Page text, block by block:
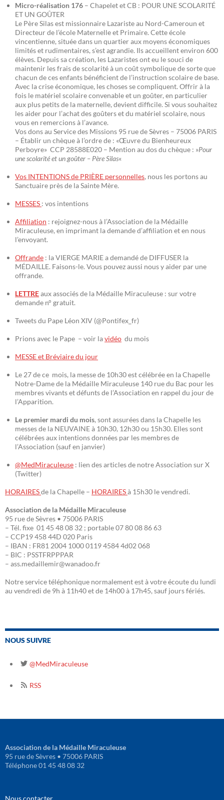
Micro-réalisation 176 – Chapelet et CB : POUR UNE SCOLARITÉ
ET UN GOÛTER
Le Père Silas est missionnaire Lazariste au Nord-Cameroun et
Directeur de l’école Maternelle et Primaire. Cette école
vincentienne, située dans un quartier aux moyens économiques
limités et rudimentaires, s’est agrandie. Ils accueillent environ 600
élèves. Depuis sa création, les Lazaristes ont eu le souci de
maintenir les frais de scolarité à un coût symbolique de sorte que
chacun de ces enfants bénéficient de l’instruction scolaire de base.
Avec la crise économique, les choses se compliquent. Offrir à la
fois le matériel scolaire convenable et un goûter, en particulier
aux plus petits de la maternelle, devient difficile. Si vous souhaitez
les aider pour l’achat des goûters et du matériel scolaire, nous
vous en remercions à l’avance.
Vos dons au Service des Missions 95 rue de Sèvres – 75006 PARIS
– Établir un chèque à l’ordre de : «Œuvre du Bienheureux
Perboyre» CCP 28588E020 – Mention au dos du chèque : »Pour
une scolarité et un goûter – Père Silas«
Vos INTENTIONS de PRIÈRE personnelles, nous les portons au
Sanctuaire près de la Sainte Mère.
MESSES : vos intentions
Affiliation : rejoignez-nous à l’Association de la Médaille
Miraculeuse, en imprimant la demande d’affiliation et en nous
l’envoyant.
Offrande : la VIERGE MARIE a demandé de DIFFUSER la
MÉDAILLE. Faisons-le. Vous pouvez aussi nous y aider par une
offrande.
LETTREaux associés de la Médaille Miraculeuse : sur votre
demande n° gratuit.
Tweets du Pape Léon XIV (@Pontifex_fr)
Prions avec le Pape – voir lavidéo du mois
MESSE et Bréviaire du jour
Le 27 de ce mois, la messe de 10h30 est célébrée en la Chapelle
Notre-Dame de la Médaille Miraculeuse 140 rue du Bac pour les
membres vivants et défunts de l’Association en rappel du jour de
l’Apparition.
Le premier mardi du mois, sont assurées dans la Chapelle les
messes de la NEUVAINE à 10h30, 12h30 ou 15h30. Elles sont
célébrées aux intentions données par les membres de
l’Association (sauf en janvier)
@MedMiraculeuse : lien des articles de notre Association sur X
(Twitter)
HORAIRESde la Chapelle – HORAIRESà 15h30 le vendredi.
Association de la Médaille Miraculeuse
95 rue de Sèvres • 75006 PARIS
– Tél. fixe 01 45 48 08 32 ; portable 07 80 08 86 63
– CCP19 458 44D 020 Paris
– IBAN : FR81 2004 1000 0119 4584 4d02 068
– BIC : PSSTFRPPPAR
– ass.medaillemir@wanadoo.fr
Notre service téléphonique normalement est à votre écoute du lundi
au vendredi de 9h à 11h40 et de 14h00 à 17h45, sauf jours fériés.
NOUS SUIVRE
@MedMiraculeuse
RSS
Association de la Médaille Miraculeuse
95 rue de Sèvres • 75006 PARIS
Téléphone 01 45 48 08 32
Nous contacter